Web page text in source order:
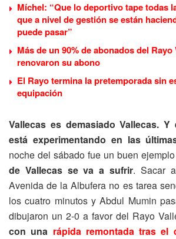
Míchel: “Que lo deportivo tape todas
que a nivel de gestión se están
puede pasar”
Más de un 90% de abonados del Rayo
renovaron su abono
El Rayo termina la pretemporada sin
equipación
Vallecas es demasiado Vallecas.
está experimentando en las
noche del sábado fue un buen
de Vallecas se va a sufrir. Sacar
Avenida de la Albufera no es tarea
los cuatro minutos y Abdul Mumin
dibujaron un 2-0 a favor del Rayo
con una rápida remontada tras el